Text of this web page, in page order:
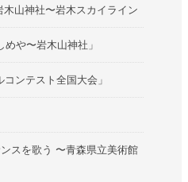
山神社〜岩木スカイライン
や〜岩木山神社」
コンテスト全国大会」
スを歌う 〜青森県立美術館